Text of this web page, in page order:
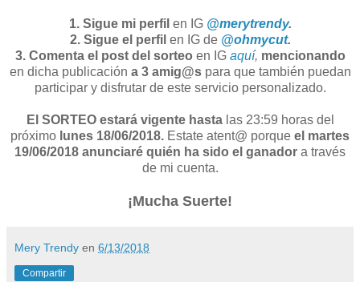
1. Sigue mi perfil en IG @merytrendy.
2. Sigue el perfil en IG de @ohmycut.
3. Comenta el post del sorteo en IG aquí, mencionando
en dicha publicación a 3 amig@s para que también puedan
participar y disfrutar de este servicio personalizado.
El SORTEO estará vigente hastalas 23:59 horas del
próximo lunes 18/06/2018. Estate atent@ porque el martes
19/06/2018 anunciaré quién ha sido el ganador a través
de mi cuenta.
¡Mucha Suerte!
Mery Trendy en 6/13/2018
Compartir